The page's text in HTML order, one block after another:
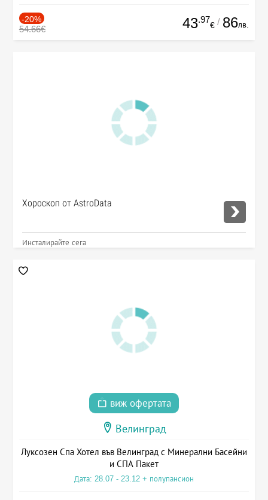
-20%
54.66€ 43.97
€ / 86лв.
Хороскоп от AstroData
Инсталирайте сега
виж офертата
Велинград
Луксозен Спа Хотел във Велинград с Минерални Басейни
и СПА Пакет
Дата: 28.07 - 23.12 + полупансион